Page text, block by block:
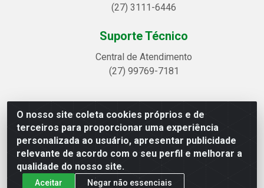
O nosso site coleta cookies próprios e de
terceiros para proporcionar uma experiência
personalizada ao usuário, apresentar publicidade
relevante de acordo com o seu perfil e melhorar a
qualidade do nosso site.
Aceitar Negar não essenciais
(27) 3111-6446
Suporte Técnico
Central de Atendimento
(27) 99769-7181
Linhavix Distribuidora LTDA - Avenida Alegre, 2521 -
Quadra314 Lote 05 e 07 - Shell, Linhares/ES - CEP
29.901-605 - CNPJ 20.857.514/0001-75